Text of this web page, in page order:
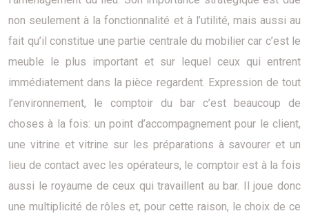
non seulement à la fonctionnalité et à l’utilité, mais aussi au
fait qu’il constitue une partie centrale du mobilier car c’est le
meuble le plus important et sur lequel ceux qui entrent
immédiatement dans la pièce regardent. Expression de tout
l’environnement, le comptoir du bar c’est beaucoup de
choses à la fois: un point d’accompagnement pour le client,
une vitrine et vitrine sur les préparations à savourer et un
lieu de contact avec les opérateurs, le comptoir est à la fois
aussi le royaume de ceux qui travaillent au bar. Il joue donc
une multiplicité de rôles et, pour cette raison, le choix de ce